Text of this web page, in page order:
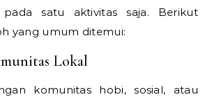
satu aktivitas saja. Berikut
yang umum ditemui:
Lokal
komunitas hobi, sosial, atau